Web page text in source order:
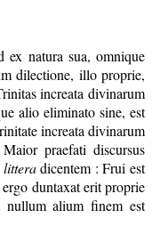
ex natura sua, omnique
dilectione, illo proprie,
increata divinarum
alio eliminato sine, est
increata divinarum
praefati discursus
litteradicentem : Frui est
duntaxat erit proprie
alium finem est